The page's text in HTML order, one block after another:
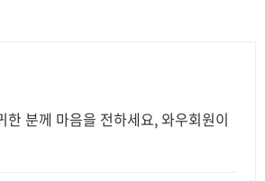
분께 마음을 전하세요, 와우회원이